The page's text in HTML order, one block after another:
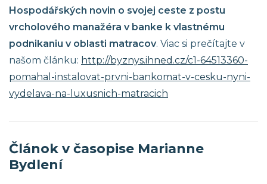
Hospodářských novin o svojej ceste z postu
vrcholového manažéra v banke k vlastnému
podnikaniu v oblasti matracov. Viac si prečítajte v
našom článku: http://byznys.ihned.cz/c1-64513360-
pomahal-instalovat-prvni-bankomat-v-cesku-nyni-
vydelava-na-luxusnich-matracich
Článok v časopise Marianne
Bydlení